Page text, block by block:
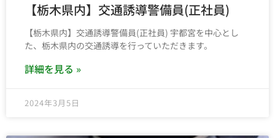
【栃木県内】交通誘導警備員(正社員)
【栃木県内】交通誘導警備員(正社員) 宇都宮を中心とし
た、栃木県内の交通誘導を行っていただきます。
詳細を見る »
2024年3月5日